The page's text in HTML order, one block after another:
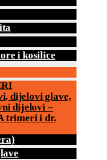
i kosilice
dijelovi glave,
dijelovi –
trimeri i dr.